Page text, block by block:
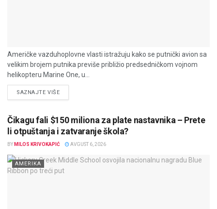
Američke vazduhoplovne vlasti istražuju kako se putnički avion sa
velikim brojem putnika previše približio predsedničkom vojnom
helikopteru Marine One, u...
SAZNAJTE VIŠEDETAILS
Čikagu fali $150 miliona za plate nastavnika – Prete
li otpuštanja i zatvaranje škola?
BY MILOS KRIVOKAPIĆ AVGUST 6, 2026
AMERIKA